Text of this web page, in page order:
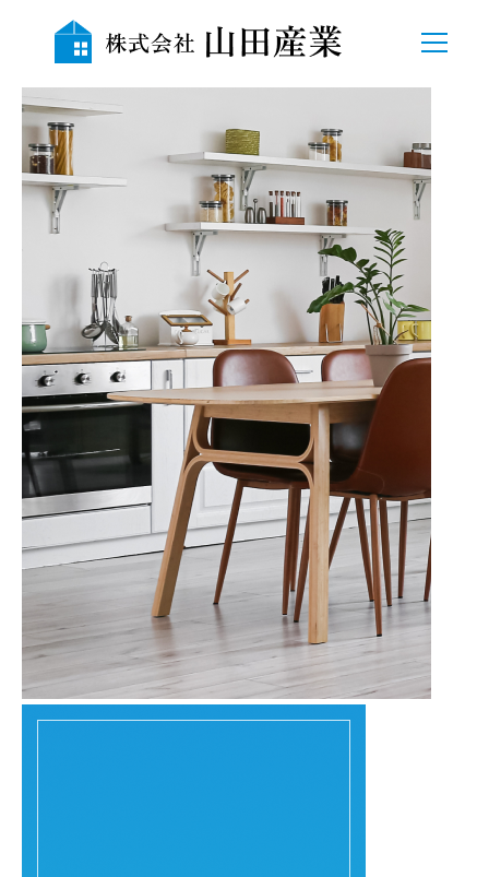
会社概要
自社物件
売地
中古物件
賃貸
貸駐車場
空き家管理サービス
LINK